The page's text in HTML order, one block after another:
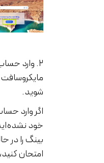
۲. وارد حساب
مایکروسافت خود
اگر وارد حساب کاربری
خود نشده‌اید، وقتی
بینگ را در حالت چت
امتحان کنید، از شما